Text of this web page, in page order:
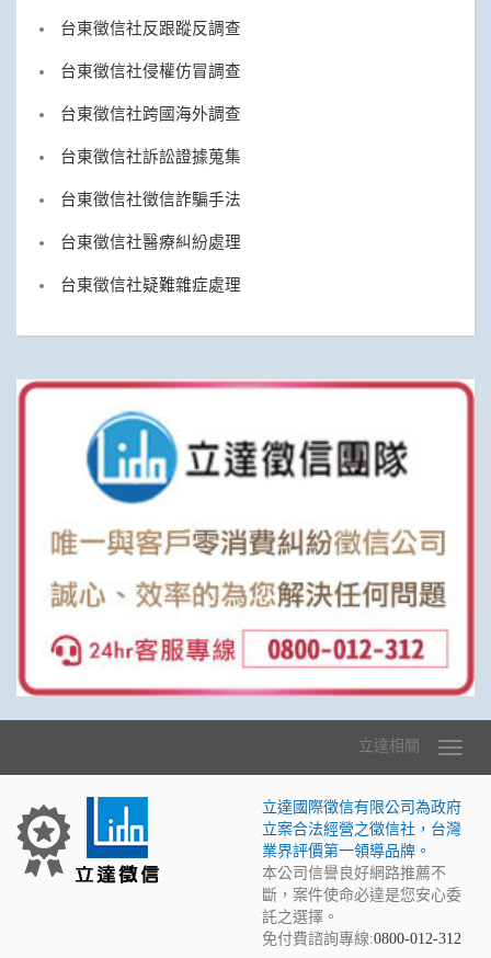
台東徵信社反跟蹤反調查
台東徵信社侵權仿冒調查
台東徵信社跨國海外調查
台東徵信社訴訟證據蒐集
台東徵信社徵信詐騙手法
台東徵信社醫療糾紛處理
台東徵信社疑難雜症處理
立達相關
立達國際徵信有限公司為政府
立案合法經營之徵信社，台灣
業界評價第一領導品牌。
本公司信譽良好網路推薦不
斷，案件使命必達是您安心委
託之選擇。
免付費諮詢專線:0800-012-312